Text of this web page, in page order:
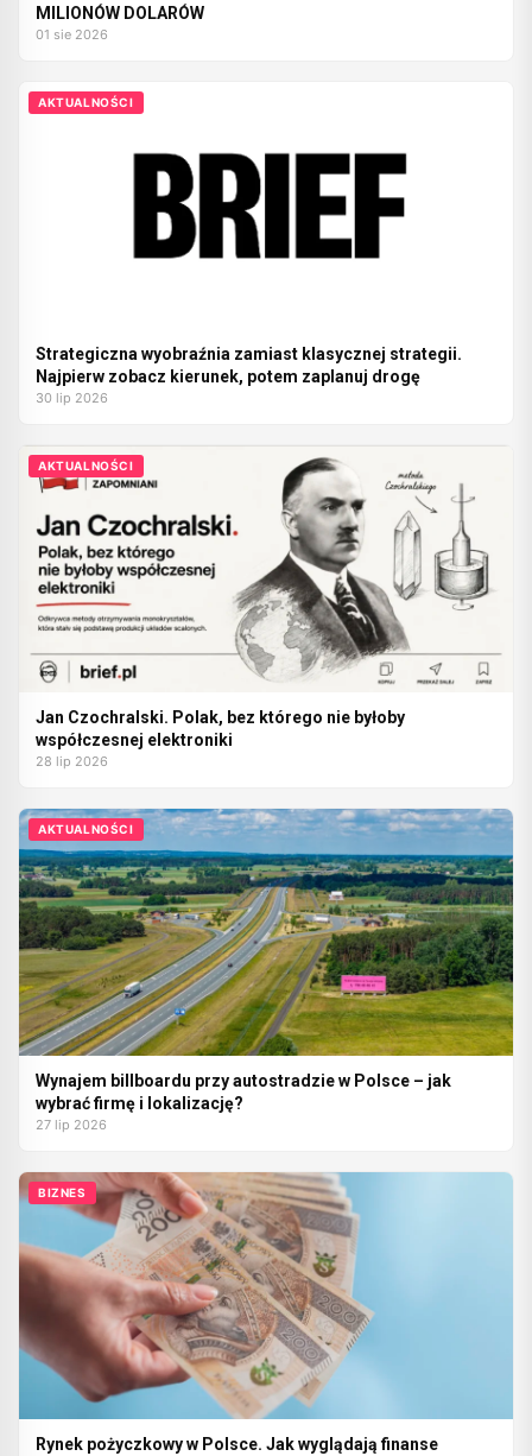
MILIONÓW DOLARÓW
01 sie 2026
AKTUALNOŚCI
Strategiczna wyobraźnia zamiast klasycznej strategii.
Najpierw zobacz kierunek, potem zaplanuj drogę
30 lip 2026
AKTUALNOŚCI
Jan Czochralski. Polak, bez którego nie byłoby
współczesnej elektroniki
28 lip 2026
AKTUALNOŚCI
Wynajem billboardu przy autostradzie w Polsce – jak
wybrać firmę i lokalizację?
27 lip 2026
BIZNES
Rynek pożyczkowy w Polsce. Jak wyglądają finanse